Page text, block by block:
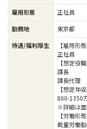
雇用形態
正社員
勤務地
東京都
待遇/福利厚生
【雇用形態
正社員
【想定役職
課長
課長代理
【想定年収
800-1350
※詳細は面
【労働形態
裁量労働